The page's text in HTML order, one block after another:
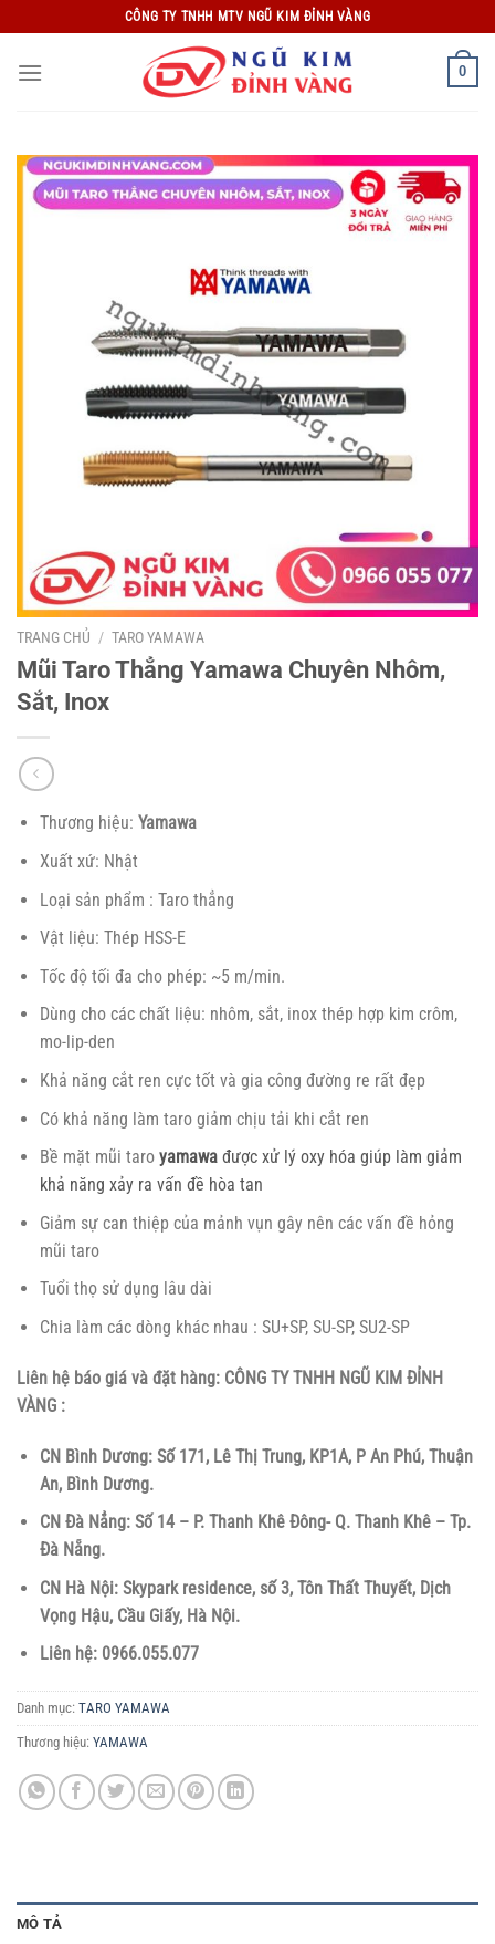
qua
nội
CÔNG TY TNHH MTV NGŨ KIM ĐỈNH VÀNG
0
TRANG CHỦ / TARO YAMAWA
Mũi Taro Thẳng Yamawa Chuyên Nhôm,
Sắt, Inox
Thương hiệu: Yamawa
Xuất xứ: Nhật
Loại sản phẩm : Taro thẳng
Vật liệu: Thép HSS-E
Tốc độ tối đa cho phép: ~5 m/min.
Dùng cho các chất liệu: nhôm, sắt, inox thép hợp kim crôm,
mo-lip-den
Khả năng cắt ren cực tốt và gia công đường re rất đẹp
Có khả năng làm taro giảm chịu tải khi cắt ren
Bề mặt mũi taro yamawađược xử lý oxy hóa giúp làm giảm
khả năng xảy ra vấn đề hòa tan
Giảm sự can thiệp của mảnh vụn gây nên các vấn đề hỏng
mũi taro
Tuổi thọ sử dụng lâu dài
Chia làm các dòng khác nhau : SU+SP, SU-SP, SU2-SP
Liên hệ báo giá và đặt hàng: CÔNG TY TNHH NGŨ KIM ĐỈNH
VÀNG :
CN Bình Dương: Số 171, Lê Thị Trung, KP1A, P An Phú, Thuận
An, Bình Dương.
CN Đà Nẳng: Số 14 – P. Thanh Khê Đông- Q. Thanh Khê – Tp.
Đà Nẵng.
CN Hà Nội: Skypark residence, số 3, Tôn Thất Thuyết, Dịch
Vọng Hậu, Cầu Giấy, Hà Nội.
Liên hệ: 0966.055.077
Danh mục: TARO YAMAWA
Thương hiệu: YAMAWA
MÔ TẢ